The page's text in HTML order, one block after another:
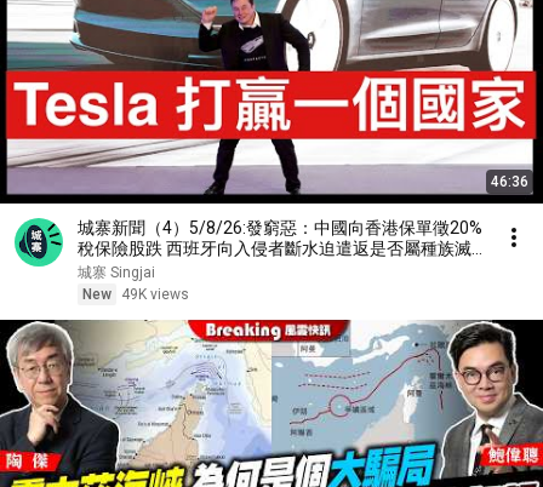
46:36
城寨新聞（4）5/8/26:發窮惡：中國向香港保單徵20%
稅保險股跌 西班牙向入侵者斷水迫遣返是否屬種族滅
絕？人為的法國世紀山火 Tesla面對內地車企圍攻 一款
Model Y走天下 點解咁犀利？
城寨 Singjai
New
49K views